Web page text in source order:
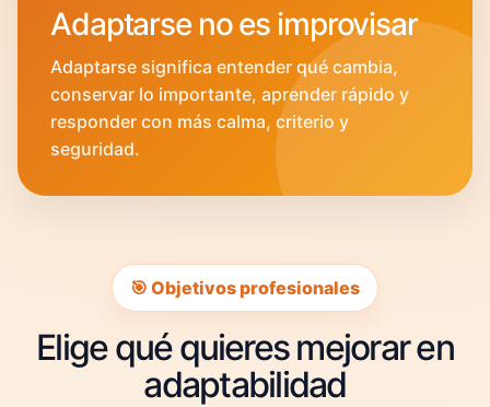
Adaptarse no es improvisar
Adaptarse significa entender qué cambia,
conservar lo importante, aprender rápido y
responder con más calma, criterio y
seguridad.
🎯 Objetivos profesionales
Elige qué quieres mejorar en
adaptabilidad